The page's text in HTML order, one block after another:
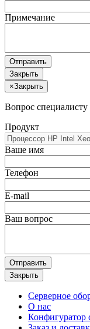
Примечание
Отправить
Закрыть
×Закрыть
Вопрос специалисту
Продукт
Ваше имя
Телефон
E-mail
Ваш вопрос
Отправить
Закрыть
Серверное
О нас
Конфигуратор